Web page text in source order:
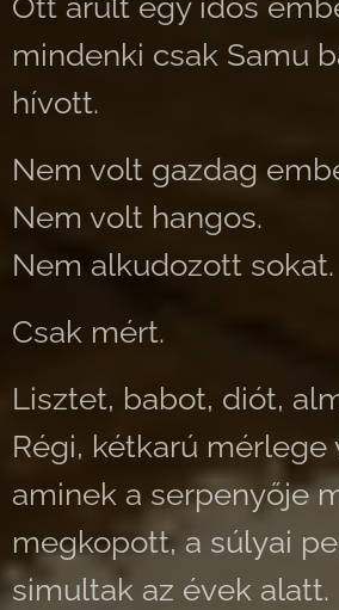
Ott árult egy idős
mindenki csak Samu
hívott.
Nem volt gazdag
Nem volt hangos.
Nem alkudozott sokat.
Csak mért.
Lisztet, babot, diót,
Régi, kétkarú mérlege
aminek a serpenyője
megkopott, a súlyai
simultak az évek alatt.